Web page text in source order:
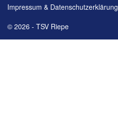
Impressum & Datenschutzerklärung
© 2026 - TSV Riepe